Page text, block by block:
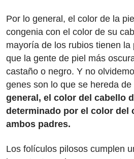
Por lo general, el color de la
congenia con el color de su
mayoría de los rubios tienen la
que la gente de piel más
castaño o negro. Y no
genes son lo que se hereda de
general, el color del cabello
determinado por el color del
ambos padres.
Los folículos pilosos cumplen